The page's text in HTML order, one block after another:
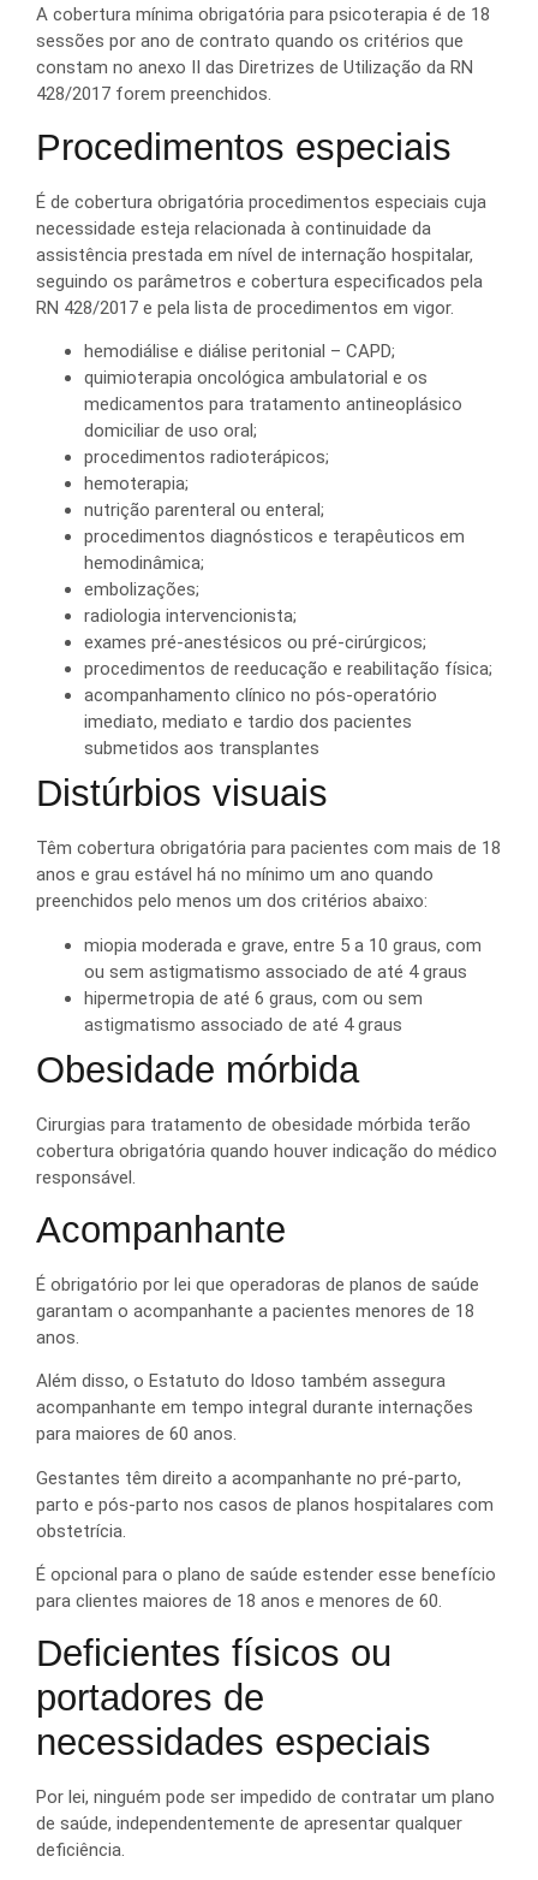
A cobertura mínima obrigatória para psicoterapia é de 18
sessões por ano de contrato quando os critérios que
constam no anexo II das Diretrizes de Utilização da RN
428/2017 forem preenchidos.
Procedimentos especiais
É de cobertura obrigatória procedimentos especiais cuja
necessidade esteja relacionada à continuidade da
assistência prestada em nível de internação hospitalar,
seguindo os parâmetros e cobertura especificados pela
RN 428/2017 e pela lista de procedimentos em vigor.
hemodiálise e diálise peritonial – CAPD;
quimioterapia oncológica ambulatorial e os
medicamentos para tratamento antineoplásico
domiciliar de uso oral;
procedimentos radioterápicos;
hemoterapia;
nutrição parenteral ou enteral;
procedimentos diagnósticos e terapêuticos em
hemodinâmica;
embolizações;
radiologia intervencionista;
exames pré-anestésicos ou pré-cirúrgicos;
procedimentos de reeducação e reabilitação física;
acompanhamento clínico no pós-operatório
imediato, mediato e tardio dos pacientes
submetidos aos transplantes
Distúrbios visuais
Têm cobertura obrigatória para pacientes com mais de 18
anos e grau estável há no mínimo um ano quando
preenchidos pelo menos um dos critérios abaixo:
miopia moderada e grave, entre 5 a 10 graus, com
ou sem astigmatismo associado de até 4 graus
hipermetropia de até 6 graus, com ou sem
astigmatismo associado de até 4 graus
Obesidade mórbida
Cirurgias para tratamento de obesidade mórbida terão
cobertura obrigatória quando houver indicação do médico
responsável.
Acompanhante
É obrigatório por lei que operadoras de planos de saúde
garantam o acompanhante a pacientes menores de 18
anos.
Além disso, o Estatuto do Idoso também assegura
acompanhante em tempo integral durante internações
para maiores de 60 anos.
Gestantes têm direito a acompanhante no pré-parto,
parto e pós-parto nos casos de planos hospitalares com
obstetrícia.
É opcional para o plano de saúde estender esse benefício
para clientes maiores de 18 anos e menores de 60.
Deficientes físicos ou
portadores de
necessidades especiais
Por lei, ninguém pode ser impedido de contratar um plano
de saúde, independentemente de apresentar qualquer
deficiência.